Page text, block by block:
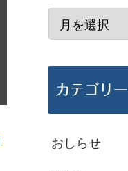
カテゴリー
おしらせ